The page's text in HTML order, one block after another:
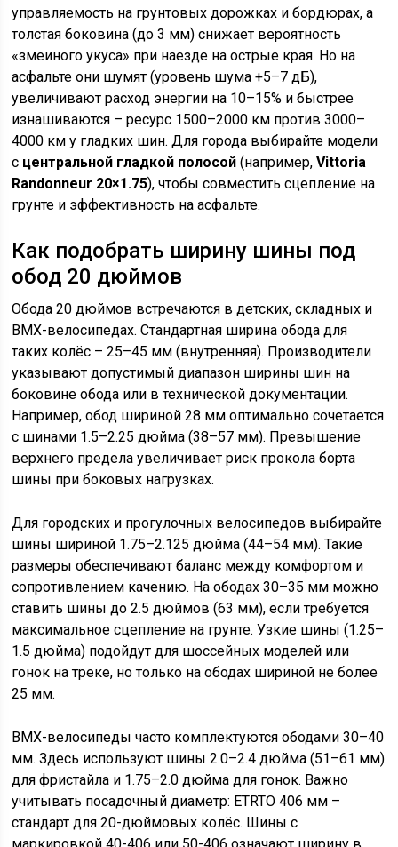
управляемость на грунтовых дорожках и бордюрах, а
толстая боковина (до 3 мм) снижает вероятность
«змеиного укуса» при наезде на острые края. Но на
асфальте они шумят (уровень шума +5–7 дБ),
увеличивают расход энергии на 10–15% и быстрее
изнашиваются – ресурс 1500–2000 км против 3000–
4000 км у гладких шин. Для города выбирайте модели
с центральной гладкой полосой (например,Vittoria
Randonneur 20×1.75), чтобы совместить сцепление на
грунте и эффективность на асфальте.
Как подобрать ширину шины под
обод 20 дюймов
Обода 20 дюймов встречаются в детских, складных и
BMX-велосипедах. Стандартная ширина обода для
таких колёс – 25–45 мм (внутренняя). Производители
указывают допустимый диапазон ширины шин на
боковине обода или в технической документации.
Например, обод шириной 28 мм оптимально сочетается
с шинами 1.5–2.25 дюйма (38–57 мм). Превышение
верхнего предела увеличивает риск прокола борта
шины при боковых нагрузках.
Для городских и прогулочных велосипедов выбирайте
шины шириной 1.75–2.125 дюйма (44–54 мм). Такие
размеры обеспечивают баланс между комфортом и
сопротивлением качению. На ободах 30–35 мм можно
ставить шины до 2.5 дюймов (63 мм), если требуется
максимальное сцепление на грунте. Узкие шины (1.25–
1.5 дюйма) подойдут для шоссейных моделей или
гонок на треке, но только на ободах шириной не более
25 мм.
BMX-велосипеды часто комплектуются ободами 30–40
мм. Здесь используют шины 2.0–2.4 дюйма (51–61 мм)
для фристайла и 1.75–2.0 дюйма для гонок. Важно
учитывать посадочный диаметр: ETRTO 406 мм –
стандарт для 20-дюймовых колёс. Шины с